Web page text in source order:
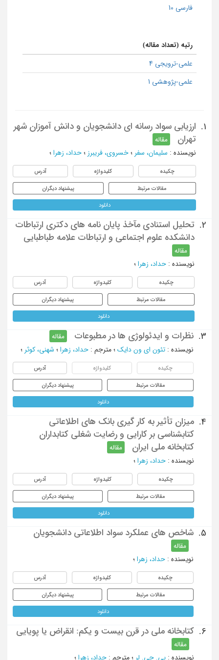
فارسی 10
رتبه (تعداد مقاله)
علمی-ترویجی 4
علمی-پژوهشی 1
1.
ارزیابی سواد رسانه ای دانشجویان و دانش آموزان شهر
تهران
مقاله
نویسنده : سلیمان، سفر ؛ خسروی، فریبرز ؛ حداد، زهرا ؛
چکیده کلیدواژه آدرس
مقالات مرتبط پیشنهاد دیگران
دانلود
2.
تحلیل استنادی مآخذ پایان نامه های دکتری ارتباطات
دانشکده علوم اجتماعی و ارتباطات علامه طباطبایی
مقاله
نویسنده : حداد، زهرا ؛
چکیده کلیدواژه آدرس
مقالات مرتبط پیشنهاد دیگران
دانلود
3. نظرات و ایدئولوژی ها در مطبوعات
مقاله
نویسنده : تئون ای ون دایک ؛ مترجم : حداد، زهرا ؛ شهنی، کوثر ؛
چکیده کلیدواژه آدرس
مقالات مرتبط پیشنهاد دیگران
دانلود
4.
میزان تأثیر به کار گیری بانک های اطلاعاتی
کتابشناسی بر کارایی و رضایت شغلی کتابداران
کتابخانه ملی ایران
مقاله
نویسنده : حداد، زهرا ؛
چکیده کلیدواژه آدرس
مقالات مرتبط پیشنهاد دیگران
دانلود
5. شاخص های عملکرد سواد اطلاعاتی دانشجویان
مقاله
نویسنده : حداد، زهرا ؛
چکیده کلیدواژه آدرس
مقالات مرتبط پیشنهاد دیگران
دانلود
6. کتابخانه ملی در قرن بیست و یکم: انقراض یا پویایی
مقاله
نویسنده : پی. جی. لر ؛ مترجم : حداد، زهرا ؛